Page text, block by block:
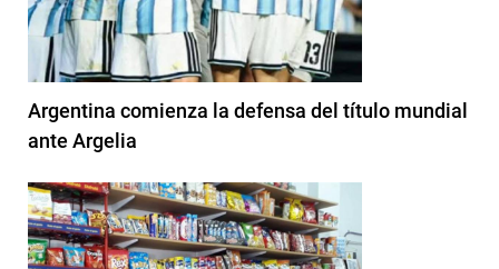
Argentina comienza la defensa del título mundial
ante Argelia